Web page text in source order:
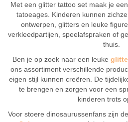
Met een glitter tattoo set maak je
tatoeages. Kinderen kunnen
ontwerpen, glitters en leuke
verkleedpartijen, speelafspraken of
thuis.
Ben je op zoek naar een leuke
ons assortiment verschillende
eigen stijl kunnen creëren. De
te brengen en zorgen voor een
kinderen trots
Voor stoere dinosaurussenfans zijn de